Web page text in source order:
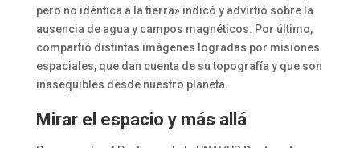
pero no idéntica a la tierra» indicó y advirtió sobre la
ausencia de agua y campos magnéticos. Por último,
compartió distintas imágenes logradas por misiones
espaciales, que dan cuenta de su topografía y que son
inasequibles desde nuestro planeta.
Mirar el espacio y más allá